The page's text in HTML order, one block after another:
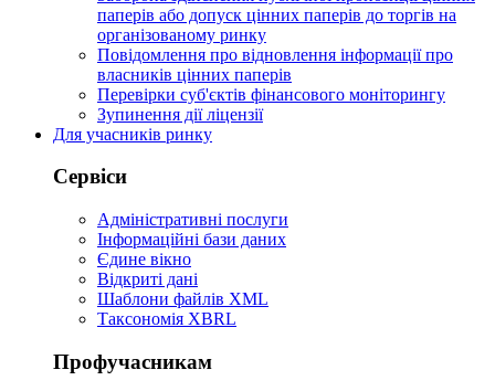
паперів або допуск цінних паперів до торгів на
організованому ринку
Повідомлення про відновлення інформації про
власників цінних паперів
Перевірки суб'єктів фінансового моніторингу
Зупинення дії ліцензії
Для учасників ринку
Сервіси
Адміністративні послуги
Інформаційні бази даних
Єдине вікно
Відкриті дані
Шаблони файлів XML
Таксономія XBRL
Профучасникам